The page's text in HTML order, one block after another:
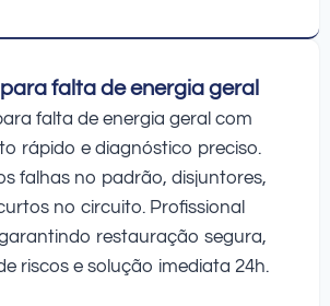
falta de energia geral
falta de energia geral com
rápido e diagnóstico preciso.
falhas no padrão, disjuntores,
no circuito. Profissional
restauração segura,
riscos e solução imediata 24h.